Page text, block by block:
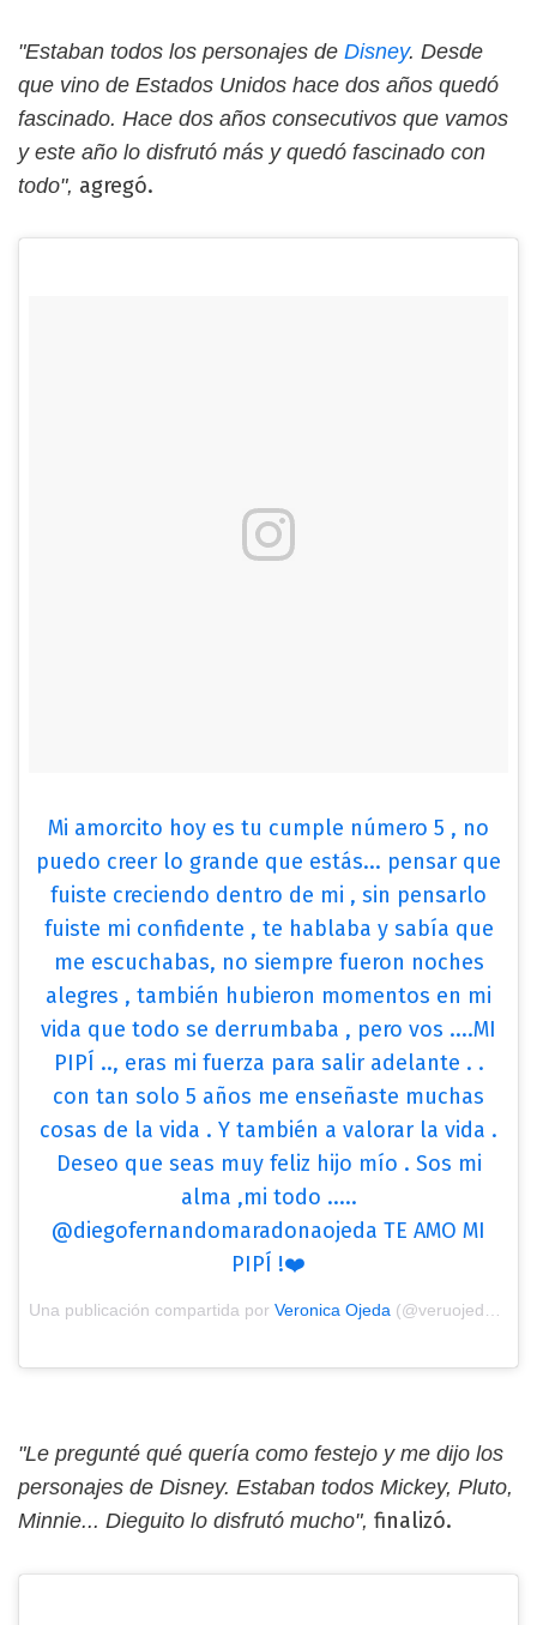
"Estaban todos los personajes de Disney. Desde
que vino de Estados Unidos hace dos años quedó
fascinado. Hace dos años consecutivos que vamos
y este año lo disfrutó más y quedó fascinado con
todo", agregó.
Mi amorcito hoy es tu cumple número 5 , no
puedo creer lo grande que estás... pensar que
fuiste creciendo dentro de mi , sin pensarlo
fuiste mi confidente , te hablaba y sabía que
me escuchabas, no siempre fueron noches
alegres , también hubieron momentos en mi
vida que todo se derrumbaba , pero vos ....MI
PIPÍ .., eras mi fuerza para salir adelante . .
con tan solo 5 años me enseñaste muchas
cosas de la vida . Y también a valorar la vida .
Deseo que seas muy feliz hijo mío . Sos mi
alma ,mi todo .....
@diegofernandomaradonaojeda TE AMO MI
PIPÍ !❤️
Una publicación compartida por Veronica Ojeda (@veruojeda25) el
"Le pregunté qué quería como festejo y me dijo los
personajes de Disney. Estaban todos Mickey, Pluto,
Minnie... Dieguito lo disfrutó mucho", finalizó.